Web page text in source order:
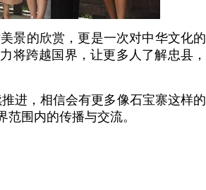
景的欣赏，更是一次对中华文化的
将跨越国界，让更多人了解忠县，
进，相信会有更多像石宝寨这样的
围内的传播与交流。